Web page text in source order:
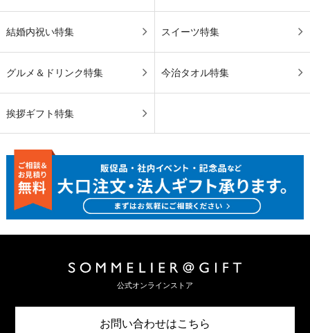
結婚内祝い特集 スイーツ特集
グルメ＆ドリンク特集 今治タオル特集
挨拶ギフト特集
公式オンラインストア
お問い合わせはこちら